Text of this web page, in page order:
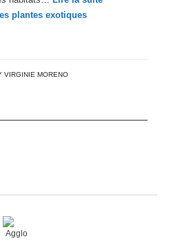
plantes exotiques
VIRGINIE MORENO